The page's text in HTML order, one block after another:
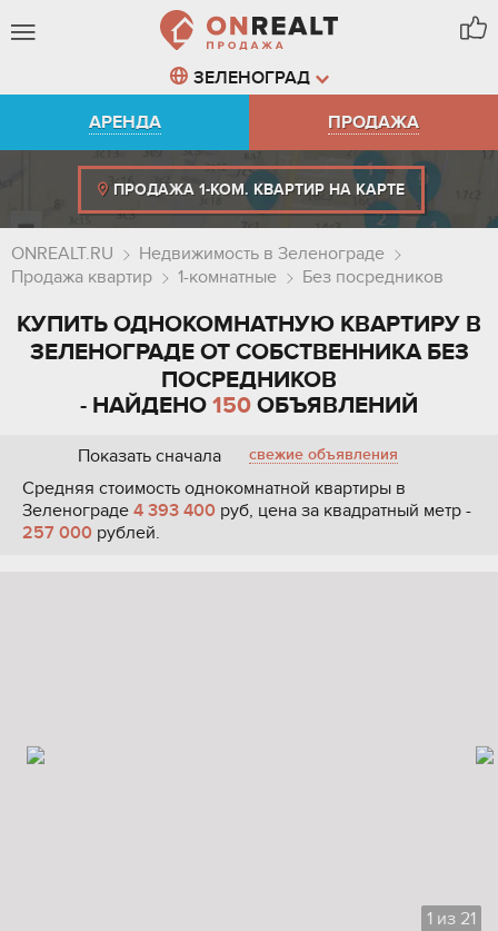
ЗЕЛЕНОГРАД
АРЕНДА
ПРОДАЖА
ПРОДАЖА 1-КОМ. КВАРТИР НА КАРТЕ
ONREALT.RU
Недвижимость в Зеленограде
Продажа квартир
1-комнатные Без посредников
КУПИТЬ ОДНОКОМНАТНУЮ КВАРТИРУ В
ЗЕЛЕНОГРАДЕ ОТ СОБСТВЕННИКА БЕЗ
ПОСРЕДНИКОВ
- НАЙДЕНО 150 ОБЪЯВЛЕНИЙ
Показать сначала свежие объявления
Средняя стоимость однокомнатной квартиры в
Зеленограде 4 393 400 руб, цена за квадратный метр -
257 000 рублей.
1 из 21